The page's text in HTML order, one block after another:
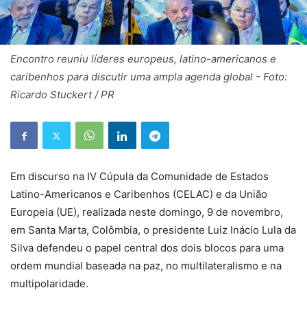
Encontro reuniu líderes europeus, latino-americanos e
caribenhos para discutir uma ampla agenda global - Foto:
Ricardo Stuckert / PR
Em discurso na IV Cúpula da Comunidade de Estados
Latino-Americanos e Caribenhos (CELAC) e da União
Europeia (UE), realizada neste domingo, 9 de novembro,
em Santa Marta, Colômbia, o presidente Luiz Inácio Lula da
Silva defendeu o papel central dos dois blocos para uma
ordem mundial baseada na paz, no multilateralismo e na
multipolaridade.